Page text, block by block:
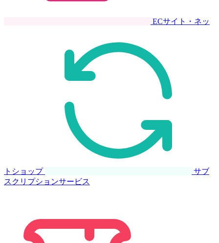
ECサイト・ネッ
トショップ
サブ
スクリプションサービス